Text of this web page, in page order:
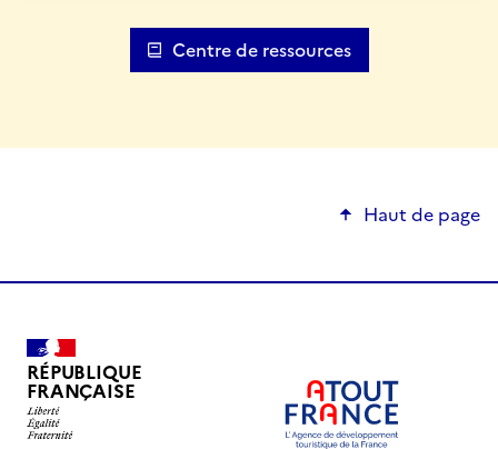
Centre de ressources
Haut de page
RÉPUBLIQUE
FRANÇAISE